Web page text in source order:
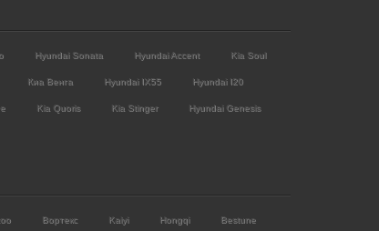
Hyundai Sonata Hyundai Accent Kia Soul
Киа Венга Hyundai IX55 Hyundai I20
Kia Quoris Kia Stinger Hyundai Genesis
Вортекс Kaiyi Hongqi Bestune